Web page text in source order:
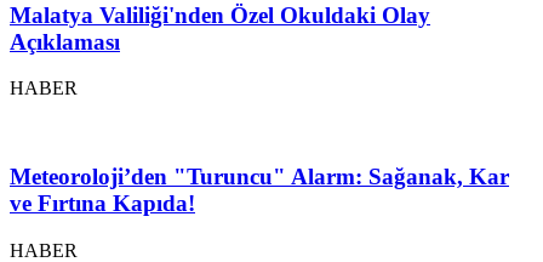
Malatya Valiliği'nden Özel Okuldaki Olay
Açıklaması
HABER
Meteoroloji’den "Turuncu" Alarm: Sağanak, Kar
ve Fırtına Kapıda!
HABER